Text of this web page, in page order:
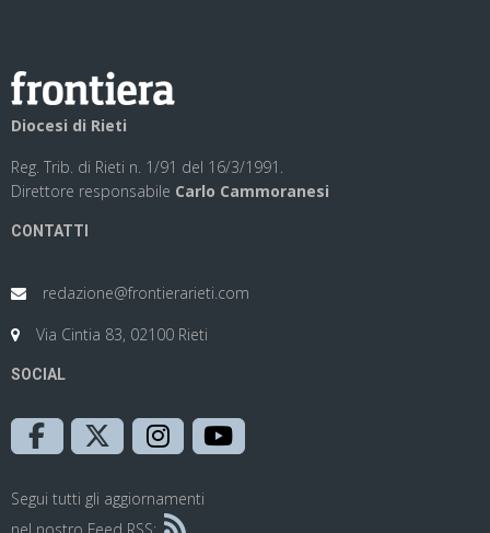
Diocesi di Rieti
Reg. Trib. di Rieti n. 1/91 del 16/3/1991.
Direttore responsabile Carlo Cammoranesi
CONTATTI
redazione@frontierarieti.com
Via Cintia 83, 02100 Rieti
SOCIAL
Segui tutti gli aggiornamenti